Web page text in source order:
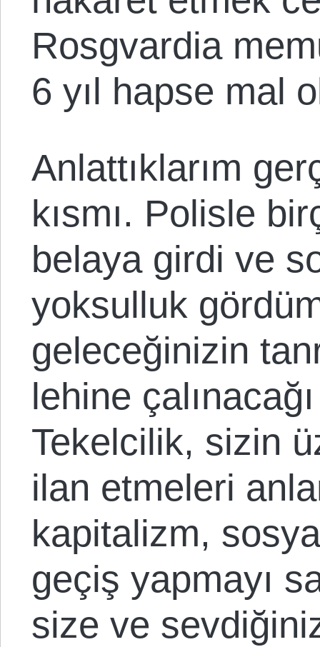
Rosgvardia
6 yıl hapse mal
Anlattıklarım
kısmı. Polisle
belaya girdi ve
yoksulluk
geleceğinizin
lehine
Tekelcilik, sizin
ilan etmeleri
kapitalizm,
geçiş yapmayı
size ve